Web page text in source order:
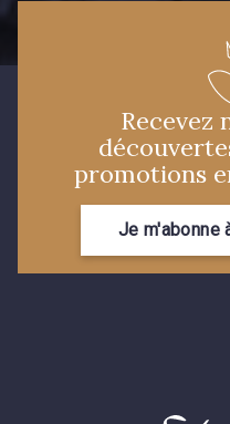
Recevez
promotions
Je m'abonne